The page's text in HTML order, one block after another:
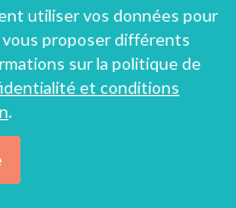
utiliser vos données pour
proposer différents
sur la politique de
et conditions
.